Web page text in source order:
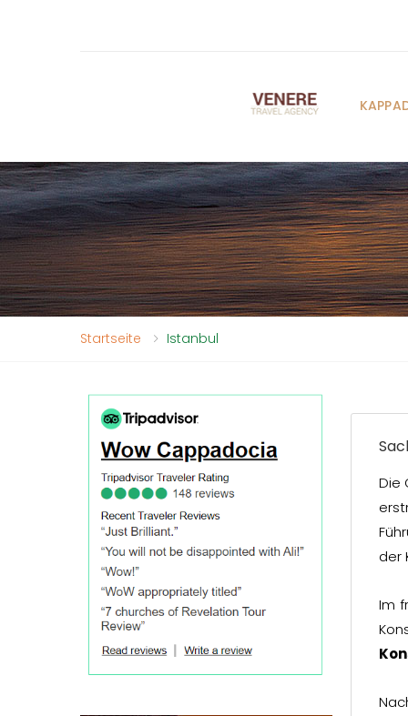
Startseite Istanbul
Die
der
Im